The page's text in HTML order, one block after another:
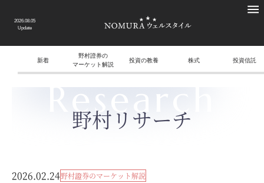
2026.08.05
Update
新着
野村證券の
マーケット解説
投資の教養 株式 投資信託
Research
野村リサーチ
2026.02.24野村證券のマーケット解説